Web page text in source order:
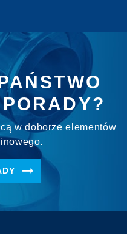
w doborze elementów